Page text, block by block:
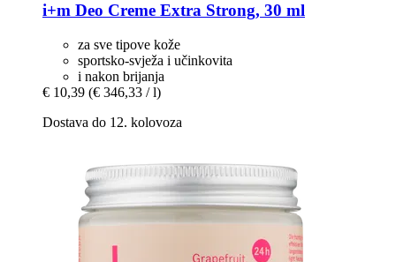
i+m Deo Creme Extra Strong, 30 ml
za sve tipove kože
sportsko-svježa i učinkovita
i nakon brijanja
€ 10,39 (€ 346,33 / l)
Dostava do 12. kolovoza